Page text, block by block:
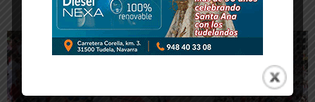
Artículos relacionados Más del autor